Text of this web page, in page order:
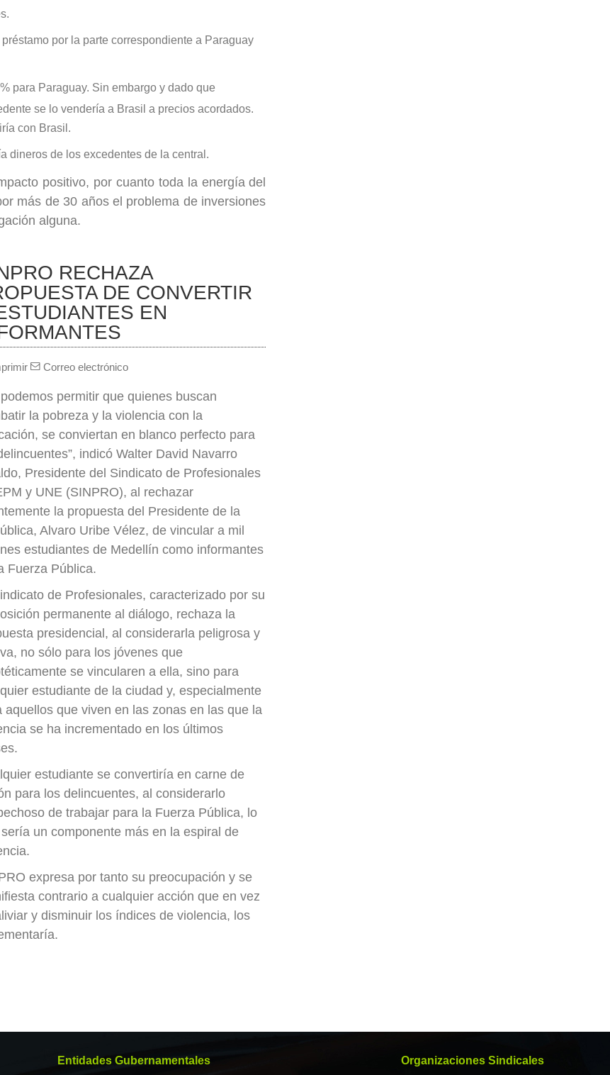
por la parte correspondiente a Paraguay
para Paraguay. Sin embargo y dado que
se lo vendería a Brasil a precios acordados.
con Brasil.
dineros de los excedentes de la central.
positivo, por cuanto toda la energía del
más de 30 años el problema de inversiones
alguna.
RECHAZA
DE CONVERTIR
EN
Correo electrónico
podemos permitir que quienes buscan
la pobreza y la violencia con la
se conviertan en blanco perfecto para
indicó Walter David Navarro
Presidente del Sindicato de Profesionales
y UNE (SINPRO), al rechazar
la propuesta del Presidente de la
Alvaro Uribe Vélez, de vincular a mil
estudiantes de Medellín como informantes
Fuerza Pública.
de Profesionales, caracterizado por su
permanente al diálogo, rechaza la
presidencial, al considerarla peligrosa y
no sólo para los jóvenes que
se vincularen a ella, sino para
estudiante de la ciudad y, especialmente
aquellos que viven en las zonas en las que la
se ha incrementado en los últimos
estudiante se convertiría en carne de
para los delincuentes, al considerarlo
de trabajar para la Fuerza Pública, lo
un componente más en la espiral de
expresa por tanto su preocupación y se
contrario a cualquier acción que en vez
y disminuir los índices de violencia, los
Entidades Gubernamentales Organizaciones Sindicales